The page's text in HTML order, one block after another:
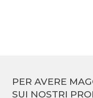
PER AVERE
SUI NOSTRI